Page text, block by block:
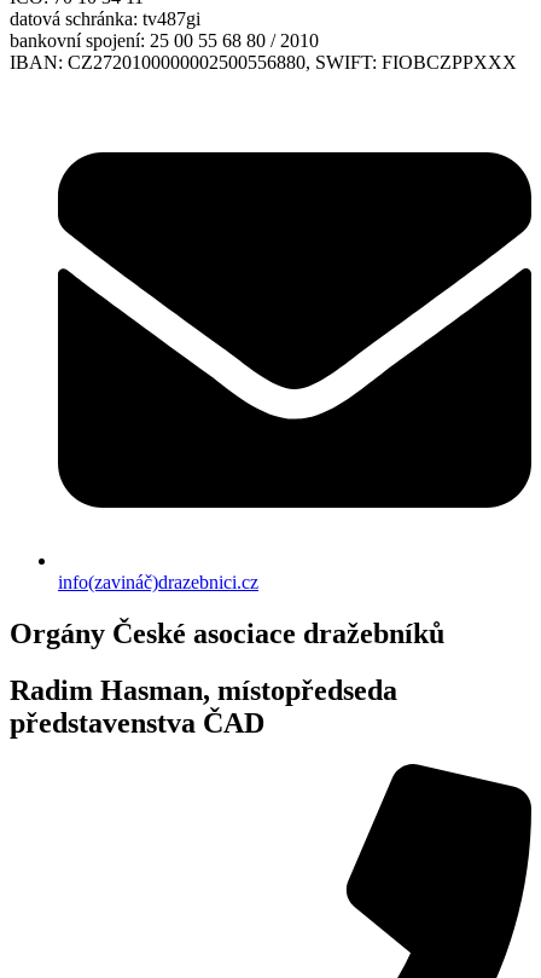
datová schránka: tv487gi
bankovní spojení: 25 00 55 68 80 / 2010
IBAN: CZ2720100000002500556880, SWIFT: FIOBCZPPXXX
info(zavináč)drazebnici.cz
Orgány České asociace dražebníků
Radim Hasman, místopředseda
představenstva ČAD